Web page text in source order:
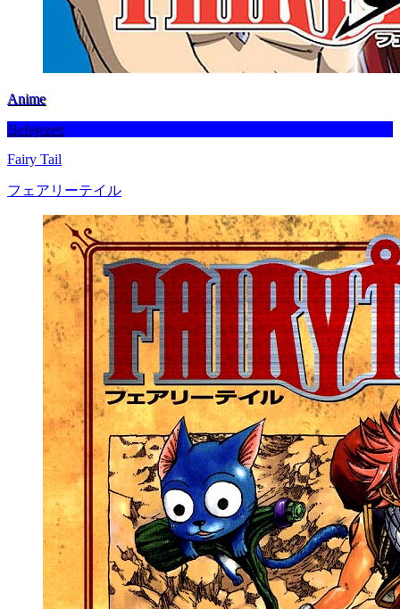
Anime
Befejezett
Fairy Tail
フェアリーテイル